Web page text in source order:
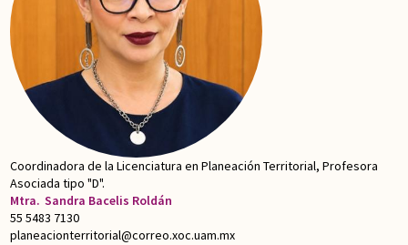
Coordinadora de la Licenciatura en Planeación Territorial, Profesora
Asociada tipo "D".
Mtra. Sandra Bacelis Roldán
55 5483 7130
planeacionterritorial@correo.xoc.uam.mx